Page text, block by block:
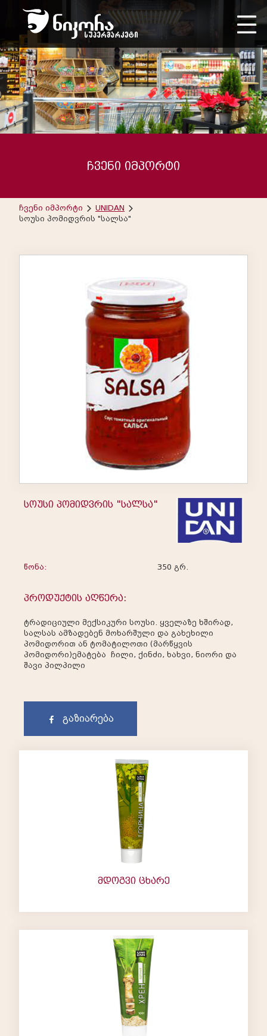
ჩვენი იმპორტი
ჩვენი იმპორტი
UNIDAN
სოუსი პომიდვრის "სალსა"
სოუსი პომიდვრის "სალსა"
წონა: 350 გრ.
პროდუქტის აღწერა:
ტრადიციული მექსიკური სოუსი. ყველაზე ხშირად,
სალსას ამზადებენ მოხარშული და გახეხილი
პომიდორით ან ტომატილოთი (მარწყვის
პომიდორი)ემატება ჩილი, ქინძი, ხახვი, ნიორი და
შავი პილპილი
გაზიარება
მდოგვი ცხარე